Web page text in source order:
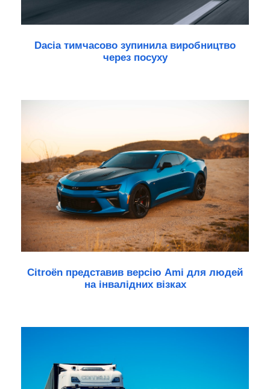
Dacia тимчасово зупинила виробництво
через посуху
Citroën представив версію Ami для людей
на інвалідних візках